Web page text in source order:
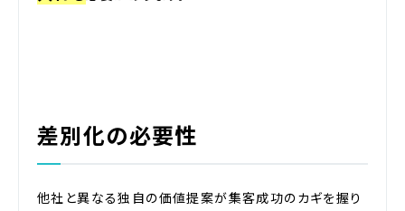
差別化の必要性
他社と異なる独自の価値提案が集客成功のカギを握り